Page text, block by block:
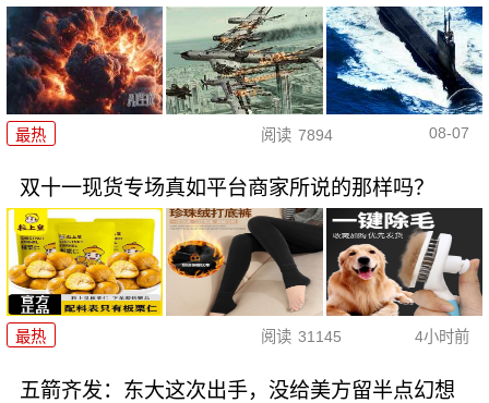
最热 阅读 7894 08-07
双十一现货专场真如平台商家所说的那样吗？
最热 阅读 31145 4小时前
五箭齐发：东大这次出手，没给美方留半点幻想